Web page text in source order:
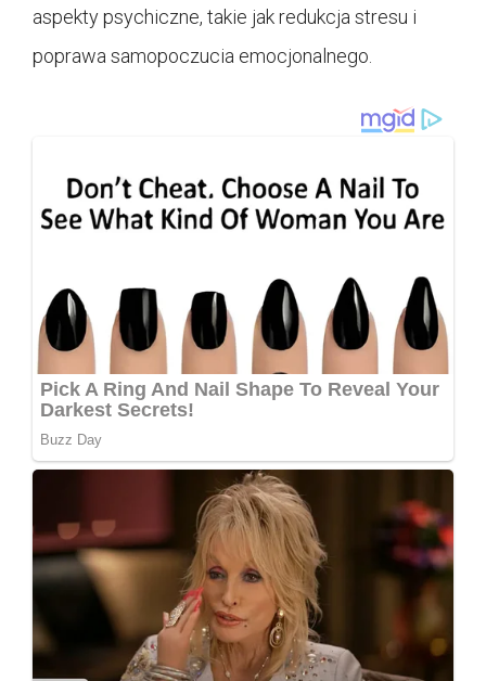
aspekty psychiczne, takie jak redukcja stresu i
poprawa samopoczucia emocjonalnego.